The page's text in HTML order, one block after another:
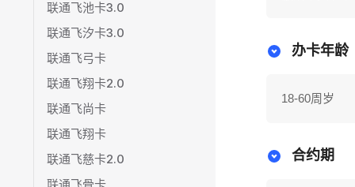
联通飞池卡3.0
联通飞汐卡3.0
联通飞弓卡
联通飞翔卡2.0
联通飞尚卡
联通飞翔卡
联通飞慈卡2.0
办卡年龄
18-60周岁
合约期